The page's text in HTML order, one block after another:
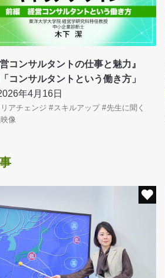
営コンサルタントの仕事と魅力』
コンサルタントという働き方」
年4月16日
アチェンジ スキルアップ
先生に聞く
像